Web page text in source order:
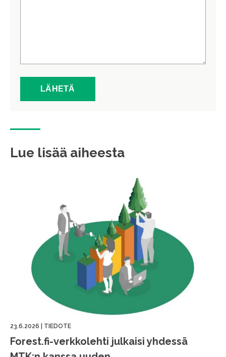
Lue lisää aiheesta
23.6.2026 TIEDOTE
Forest.fi-verkkolehti julkaisi yhdessä